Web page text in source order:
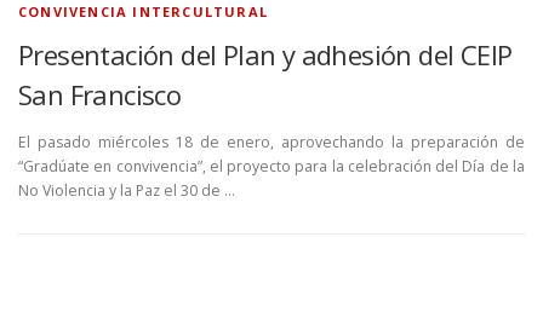
CONVIVENCIA INTERCULTURAL
Presentación del Plan y adhesión del CEIP
San Francisco
El pasado miércoles 18 de enero, aprovechando la preparación de
“Gradúate en convivencia”, el proyecto para la celebración del Día de la
No Violencia y la Paz el 30 de …